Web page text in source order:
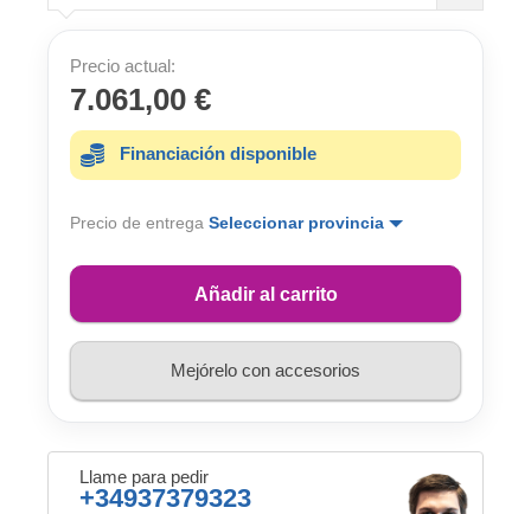
Precio actual:
7.061,00 €
Financiación disponible
Precio de entrega Seleccionar provincia
Añadir al carrito
Mejórelo con accesorios
Llame para pedir
+34937379323